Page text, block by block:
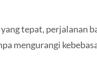
tepat, perjalanan
mengurangi